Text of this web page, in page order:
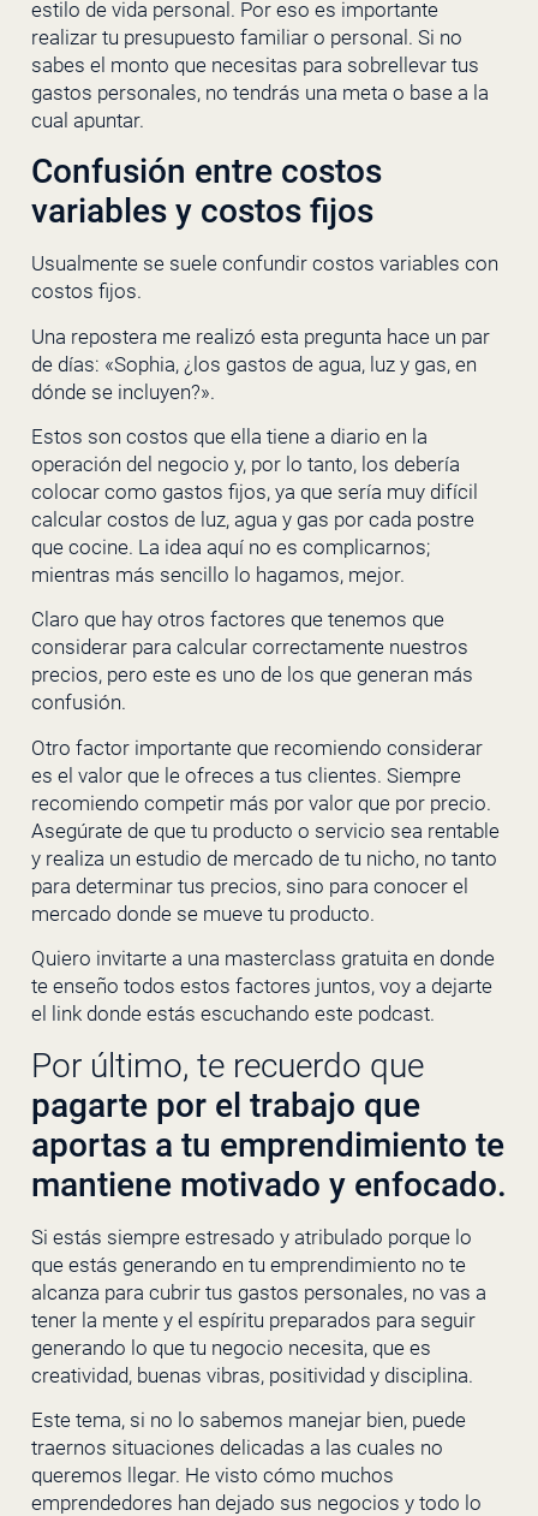
estilo de vida personal. Por eso es importante
realizar tu presupuesto familiar o personal. Si no
sabes el monto que necesitas para sobrellevar tus
gastos personales, no tendrás una meta o base a la
cual apuntar.
Confusión entre costos
variables y costos fijos
Usualmente se suele confundir costos variables con
costos fijos.
Una repostera me realizó esta pregunta hace un par
de días: «Sophia, ¿los gastos de agua, luz y gas, en
dónde se incluyen?».
Estos son costos que ella tiene a diario en la
operación del negocio y, por lo tanto, los debería
colocar como gastos fijos, ya que sería muy difícil
calcular costos de luz, agua y gas por cada postre
que cocine. La idea aquí no es complicarnos;
mientras más sencillo lo hagamos, mejor.
Claro que hay otros factores que tenemos que
considerar para calcular correctamente nuestros
precios, pero este es uno de los que generan más
confusión.
Otro factor importante que recomiendo considerar
es el valor que le ofreces a tus clientes. Siempre
recomiendo competir más por valor que por precio.
Asegúrate de que tu producto o servicio sea rentable
y realiza un estudio de mercado de tu nicho, no tanto
para determinar tus precios, sino para conocer el
mercado donde se mueve tu producto.
Quiero invitarte a una masterclass gratuita en donde
te enseño todos estos factores juntos, voy a dejarte
el link donde estás escuchando este podcast.
Por último, te recuerdo que
pagarte por el trabajo que
aportas a tu emprendimiento te
mantiene motivado y enfocado.
Si estás siempre estresado y atribulado porque lo
que estás generando en tu emprendimiento no te
alcanza para cubrir tus gastos personales, no vas a
tener la mente y el espíritu preparados para seguir
generando lo que tu negocio necesita, que es
creatividad, buenas vibras, positividad y disciplina.
Este tema, si no lo sabemos manejar bien, puede
traernos situaciones delicadas a las cuales no
queremos llegar. He visto cómo muchos
emprendedores han dejado sus negocios y todo lo